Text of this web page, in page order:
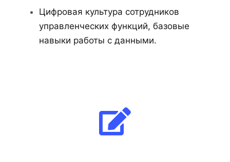
Цифровая культура сотрудников
управленческих функций, базовые
навыки работы с данными.